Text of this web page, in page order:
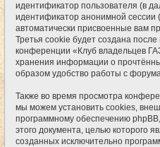
идентификатор пользователя (в
идентификатор анонимной
автоматически присвоенные вам
Третья cookie будет создана
конференции «Клуб владельцев
хранения информации о
образом удобство работы с
Также во время просмотра
мы можем установить cookies,
программному обеспечению
этого документа, целью которого
созданных исключительно